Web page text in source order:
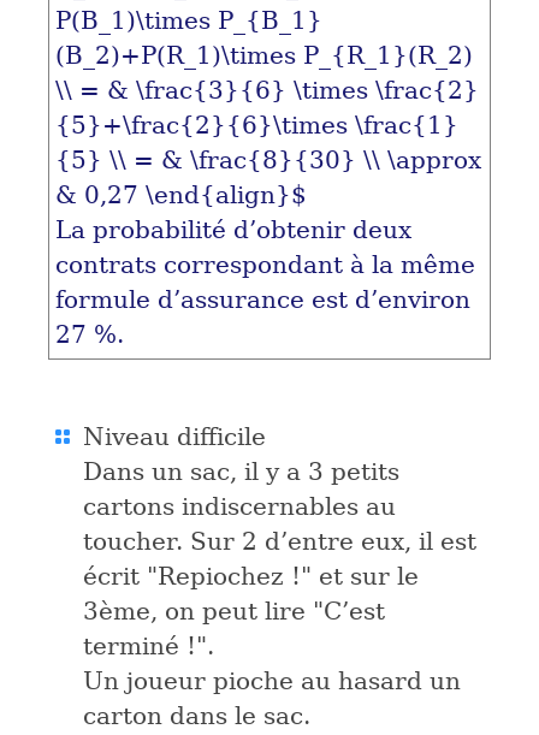
P(B_1)\times P_{B_1}
(B_2)+P(R_1)\times P_{R_1}(R_2)
\\ = & \frac{3}{6} \times \frac{2}
{5}+\frac{2}{6}\times \frac{1}
{5} \\ = & \frac{8}{30} \\ \approx
& 0,27 \end{align}$
La probabilité d’obtenir deux
contrats correspondant à la même
formule d’assurance est d’environ
27 %.
Niveau difficile
Dans un sac, il y a 3 petits
cartons indiscernables au
toucher. Sur 2 d’entre eux, il est
écrit "Repiochez !" et sur le
3ème, on peut lire "C’est
terminé !".
Un joueur pioche au hasard un
carton dans le sac.